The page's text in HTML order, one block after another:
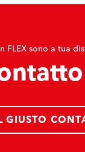
FLEX sono a tua
GIUSTO